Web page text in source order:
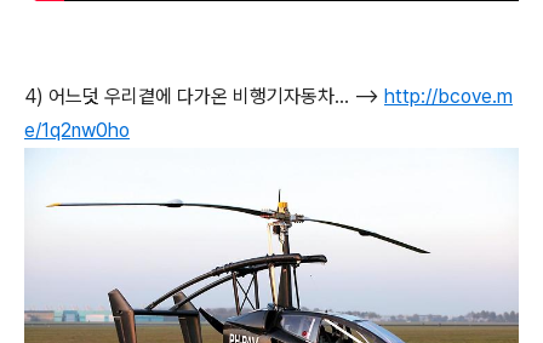
4) 어느덧 우리곁에 다가온 비행기자동차... --> http://bcove.m
e/1q2nw0ho